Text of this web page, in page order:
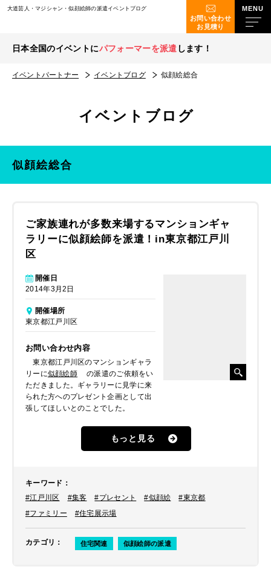
大道芸人・マジシャン・似顔絵師の派遣イベントブログ
お問い合わせ
お見積り
日本全国のイベントにパフォーマーを派遣 します！
イベントパートナー イベントブログ 似顔絵総合
イベントブログ
似顔絵総合
ご家族連れが多数来場するマンションギャ
ラリーに似顔絵師を派遣！in東京都江戸川
区
開催日
2014年3月2日
開催場所
東京都江戸川区
お問い合わせ内容
東京都江戸川区のマンションギャラ
リーに似顔絵師
の派遣のご依頼をい
ただきました。ギャラリーに見学に来
られた方へのプレゼント企画として出
張してほしいとのことでした。
もっと見る
キーワード ：
#江戸川区
#集客 #プレセント #似顔絵
#東京都
#ファミリー
#住宅展示場
カテゴリ ： 住宅関連 似顔絵師の派遣